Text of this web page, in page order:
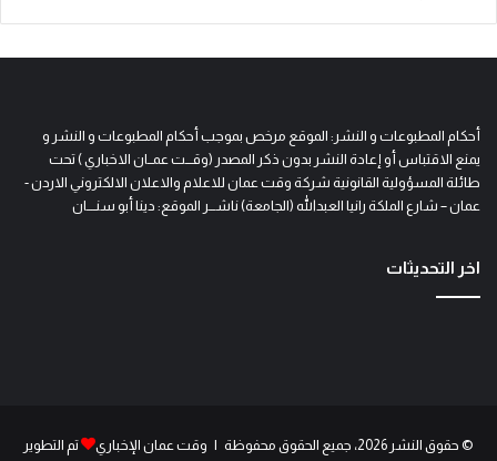
أحكام المطبوعات و النشر: الموقع مرخص بموجب أحكام المطبوعات و النشر و
يمنع الاقتباس أو إعادة النشر بدون ذكر المصدر (وقـــت عمــان الاخباري ) تحت
طائلة المسؤولية القانونية شركة وقت عمان للاعلام والاعلان الالكتروني الاردن -
عمان – شارع الملكة رانيا العبدالله (الجامعة) ناشـــر الموقع: دينا أبو سنــــان
اخر التحديثات
© حقوق النشر 2026، جميع الحقوق محفوظة | وقت عمان الإخباري تم التطوير